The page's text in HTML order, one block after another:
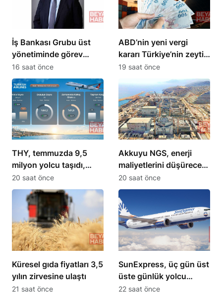
İş Bankası Grubu üst
yönetiminde görev
değişikliği gerçekleşti
16 saat önce
ABD’nin yeni vergi
kararı Türkiye’nin zeytin
ihracatını etkiledi
19 saat önce
THY, temmuzda 9,5
milyon yolcu taşıdı,
filosu 563 uçağa
yükseldi
20 saat önce
Akkuyu NGS, enerji
maliyetlerini düşürecek
açıklaması yapıldı
20 saat önce
Küresel gıda fiyatları 3,5
yılın zirvesine ulaştı
21 saat önce
SunExpress, üç gün üst
üste günlük yolcu
sayısını 71 bini aştı
22 saat önce